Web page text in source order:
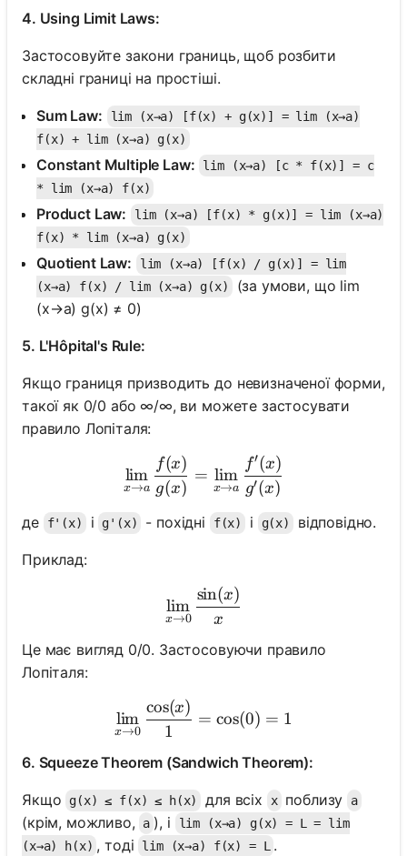
4. Using Limit Laws:
Застосовуйте закони границь, щоб розбити
складні границі на простіші.
Sum Law:
lim (x→a) [f(x) + g(x)] = lim (x→a)
f(x) + lim (x→a) g(x)
Constant Multiple Law:
lim (x→a) [c * f(x)] = c
* lim (x→a) f(x)
Product Law:
lim (x→a) [f(x) * g(x)] = lim (x→a)
f(x) * lim (x→a) g(x)
Quotient Law:
lim (x→a) [f(x) / g(x)] = lim
(x→a) f(x) / lim (x→a) g(x)
(за умови, що lim
(x→a) g(x) ≠ 0)
5. L'Hôpital's Rule:
Якщо границя призводить до невизначеної форми,
такої як 0/0 або ∞/∞, ви можете застосувати
правило Лопіталя:
\lim_{x \to a}
x→a
lim
g(x)
f(x)
=
x→a
lim
g′(x)
f′(x)
де f'(x) і g'(x) - похідні f(x) і g(x) відповідно.
Приклад:
\lim_{x \to 0}
x→0
lim
x
sin(x)
Це має вигляд 0/0. Застосовуючи правило
Лопіталя:
\lim_{x \to 0}
x→0
lim
1
cos(x)
= cos(0) = 1
6. Squeeze Theorem (Sandwich Theorem):
Якщо g(x) ≤ f(x) ≤ h(x) для всіх x поблизу a
(крім, можливо, a ), і
lim (x→a) g(x) = L = lim
(x→a) h(x) , тоді lim (x→a) f(x) = L .